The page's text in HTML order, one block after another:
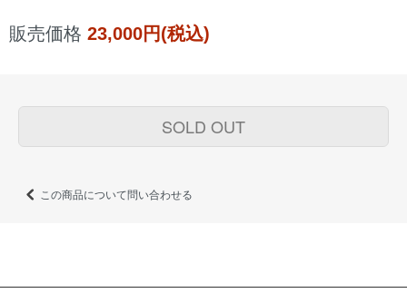
販売価格 23,000円(税込)
SOLD OUT
この商品について問い合わせる